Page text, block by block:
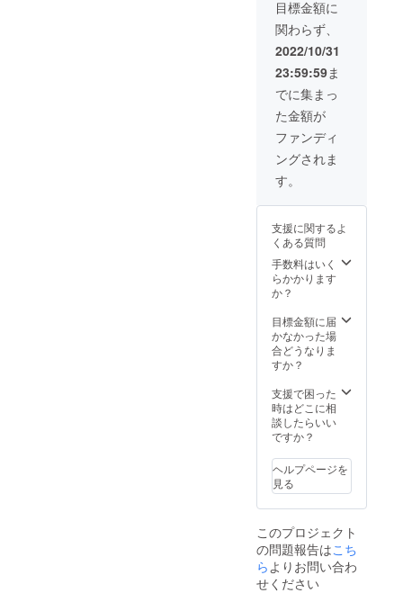
承くだ
さい。
想定を
上回っ
た場
合、製
造工程
上の都
合等に
より出
荷時期
が遅れ
る場合
がござ
めご了
承くだ
さい。
ル（Lサ
イズ）
×2 ■
シャベ
ル保護
カバー
×2 ■収
納バッ
グ×2 ■
ショル
ダース
落下防
■調整用
レンチ
×2 ■日
本語取
扱説明
ご支援
の数が
想定を
上回っ
合、製
造工程
上の都
合等に
荷時期
が遅れ
る場合
がござ
す。予
めご了
承くだ
さい。
目標金額に
関わらず、
2022/10/31
23:59:59ま
でに集まっ
た金額が
ファンディ
ングされま
す。
支援に関するよ
くある質問
手数料はいく
らかかります
か？
目標金額に届
かなかった場
合どうなりま
すか？
支援で困った
時はどこに相
談したらいい
ですか？
ヘルプページを
見る
このプロジェクト
の問題報告はこち
ら よりお問い合わ
せください